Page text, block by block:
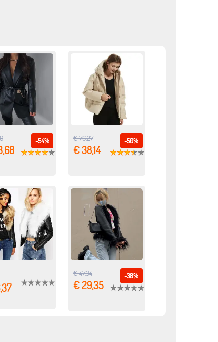
-54% -50%
€ 76,27
€ 38,14
-38%
€ 47,34
€ 29,35